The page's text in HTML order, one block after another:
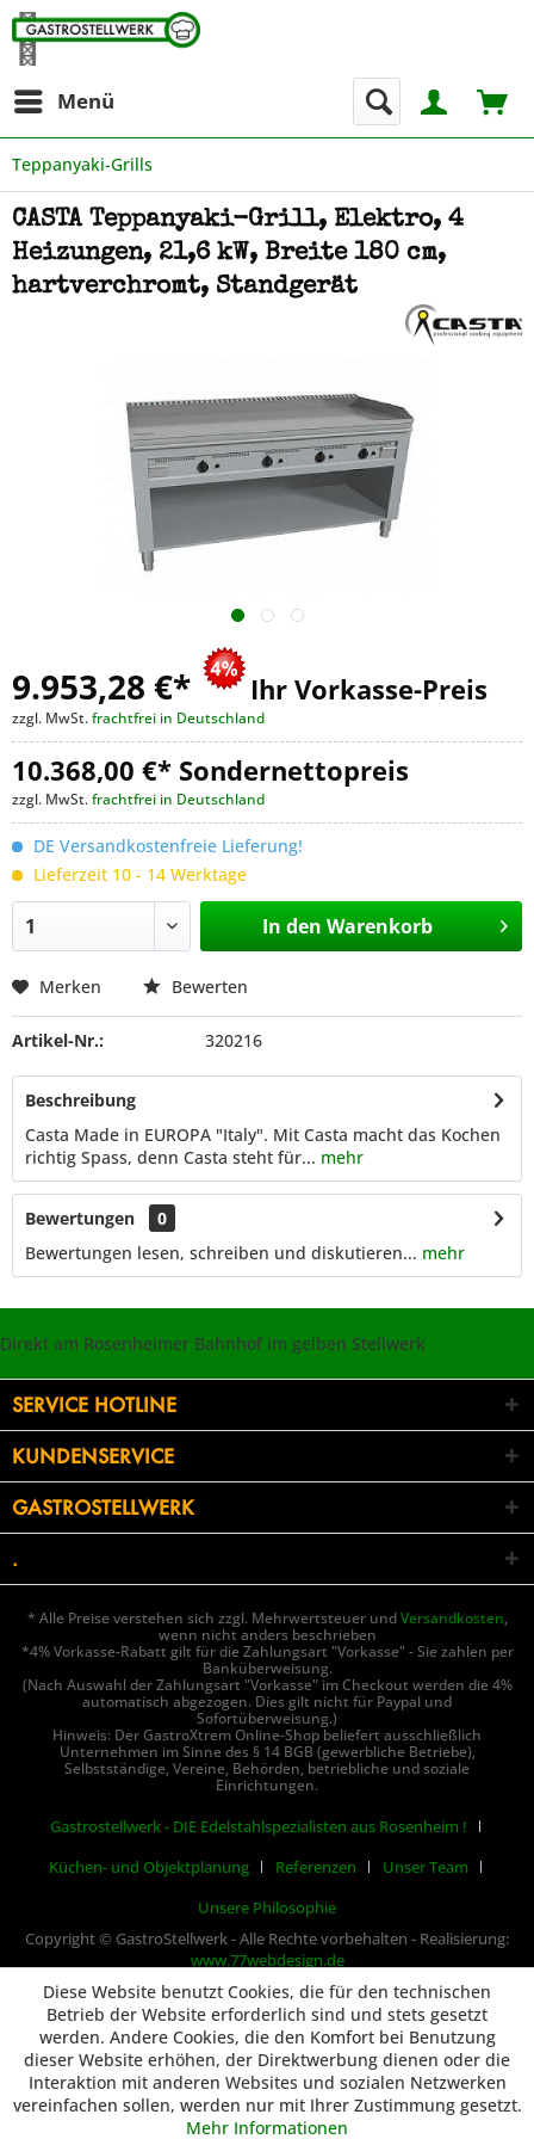
Menü
Teppanyaki-Grills
CASTA Teppanyaki-Grill, Elektro, 4
Heizungen, 21,6 kW, Breite 180 cm,
hartverchromt, Standgerät
9.953,28 €* Ihr Vorkasse-Preis
zzgl. MwSt.frachtfrei in Deutschland
10.368,00 €* Sondernettopreis
zzgl. MwSt.frachtfrei in Deutschland
DE Versandkostenfreie Lieferung!
Lieferzeit 10 - 14 Werktage
In den Warenkorb
Merken Bewerten
Artikel-Nr.: 320216
Beschreibung
Casta Made in EUROPA "Italy". Mit Casta macht das Kochen
richtig Spass, denn Casta steht für... mehr
Bewertungen
0
Bewertungen lesen, schreiben und diskutieren... mehr
Direkt am Rosenheimer Bahnhof im gelben Stellwerk
SERVICE HOTLINE
KUNDENSERVICE
GASTROSTELLWERK
.
* Alle Preise verstehen sich zzgl. Mehrwertsteuer undVersandkosten,
wenn nicht anders beschrieben
*4% Vorkasse-Rabatt gilt für die Zahlungsart "Vorkasse" - Sie zahlen per
Banküberweisung.
(Nach Auswahl der Zahlungsart "Vorkasse" im Checkout werden die 4%
automatisch abgezogen. Dies gilt nicht für Paypal und
Sofortüberweisung.)
Hinweis: Der GastroXtrem Online-Shop beliefert ausschließlich
Unternehmen im Sinne des § 14 BGB (gewerbliche Betriebe),
Selbstständige, Vereine, Behörden, betriebliche und soziale
Einrichtungen.
Gastrostellwerk - DIE Edelstahlspezialisten aus Rosenheim !
Küchen- und Objektplanung
Referenzen
Unser Team
Unsere Philosophie
Copyright © GastroStellwerk - Alle Rechte vorbehalten - Realisierung:
www.77webdesign.de
Diese Website benutzt Cookies, die für den technischen
Betrieb der Website erforderlich sind und stets gesetzt
werden. Andere Cookies, die den Komfort bei Benutzung
dieser Website erhöhen, der Direktwerbung dienen oder die
Interaktion mit anderen Websites und sozialen Netzwerken
vereinfachen sollen, werden nur mit Ihrer Zustimmung gesetzt.
Mehr Informationen